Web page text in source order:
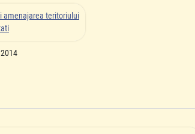
amenajarea teritoriului